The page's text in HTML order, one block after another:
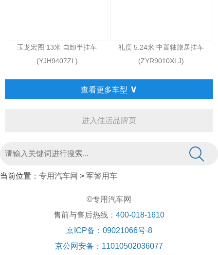
玉龙宏图 13米 自卸半挂车
(YJH9407ZL)
礼度 5.24米 中置轴旅居挂车
(ZYR9010XLJ)
查看更多车型 ∨
进入佳运品牌页
当前位置： 专用汽车网 > 军警用车
©专用汽车网
售前与售后热线： 400-018-1610
京ICP备：09021066号-8
京公网安备：11010502036077